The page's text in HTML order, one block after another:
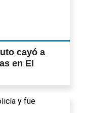
cayó a
en El